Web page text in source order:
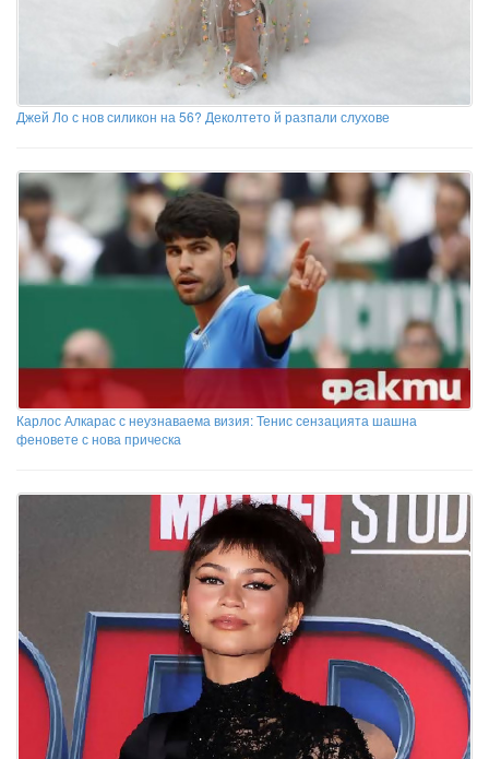
Джей Ло с нов силикон на 56? Деколтето й разпали слухове
Карлос Алкарас с неузнаваема визия: Тенис сензацията шашна
феновете с нова прическа